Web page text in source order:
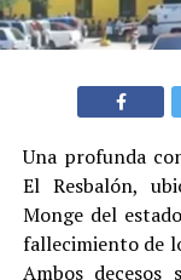
Una profunda
El Resbalón,
Monge del
fallecimiento de
Ambos